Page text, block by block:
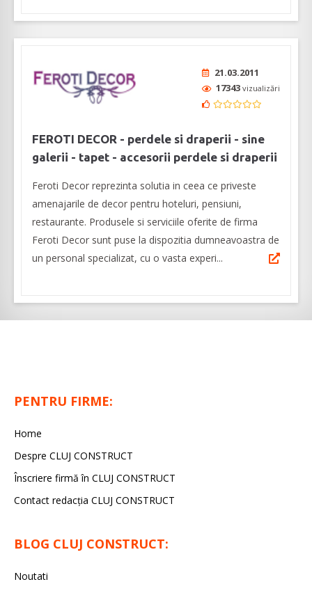
21.03.2011
17343 vizualizări
FEROTI DECOR - perdele si draperii - sine
galerii - tapet - accesorii perdele si draperii
Feroti Decor reprezinta solutia in ceea ce priveste
amenajarile de decor pentru hoteluri, pensiuni,
restaurante. Produsele si serviciile oferite de firma
Feroti Decor sunt puse la dispozitia dumneavoastra de
un personal specializat, cu o vasta experi...
PENTRU FIRME:
Home
Despre CLUJ CONSTRUCT
Înscriere firmă în CLUJ CONSTRUCT
Contact redacția CLUJ CONSTRUCT
BLOG CLUJ CONSTRUCT:
Noutati